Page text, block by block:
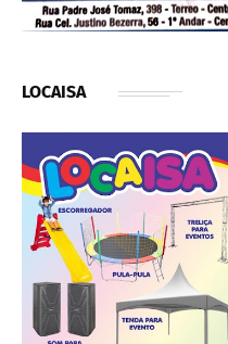
LOCAISA